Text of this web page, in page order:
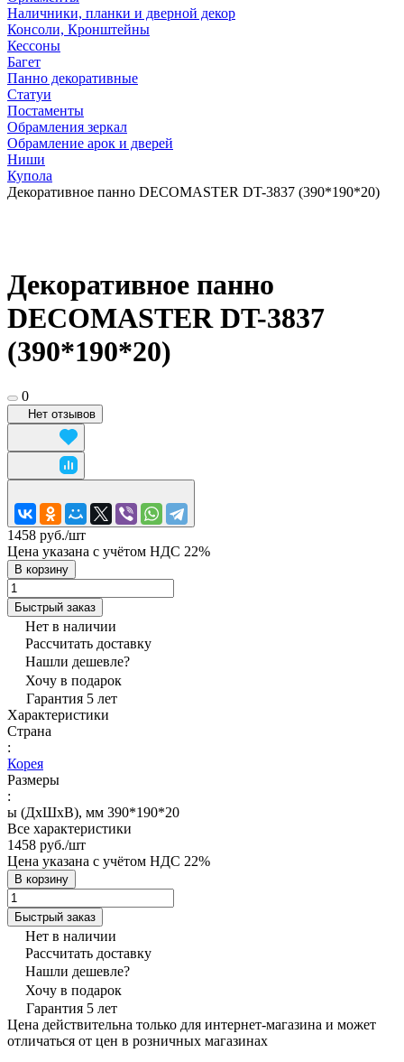
Наличники, планки и дверной декор
Консоли, Кронштейны
Кессоны
Багет
Панно декоративные
Статуи
Постаменты
Обрамления зеркал
Обрамление арок и дверей
Ниши
Купола
Декоративное панно DECOMASTER DT-3837 (390*190*20)
Декоративное панно
DECOMASTER DT-3837
(390*190*20)
0
Нет отзывов
1458 руб./шт
Цена указана с учётом НДС 22%
В корзину
Быстрый заказ
Нет в наличии
Рассчитать доставку
Нашли дешевле?
Хочу в подарок
Гарантия 5 лет
Характеристики
Страна
:
Корея
Размеры
:
ы (ДхШхВ), мм 390*190*20
Все характеристики
1458 руб./шт
Цена указана с учётом НДС 22%
В корзину
Быстрый заказ
Нет в наличии
Рассчитать доставку
Нашли дешевле?
Хочу в подарок
Гарантия 5 лет
Цена действительна только для интернет-магазина и может
отличаться от цен в розничных магазинах